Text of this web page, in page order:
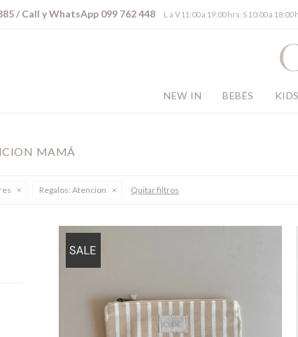
NEW IN BEBÉS KIDS
/ Call y WhatsApp 099 762 448 L a V 11:00 a 19:00 hrs. S 10:00 a
MAMÁ
Regalos: Atencion Quitar filtros